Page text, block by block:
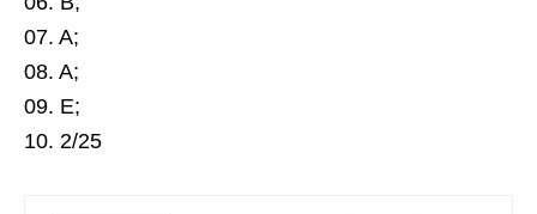
07. A;
08. A;
09. E;
10. 2/25